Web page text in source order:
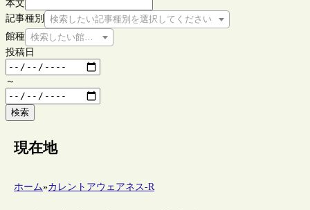
本文
記事種別
検索したい記事種別を選択してください
館種 検索したい館種を選択してください
投稿日
～
検索
現在地
ホーム»カレントアウェアネス-R